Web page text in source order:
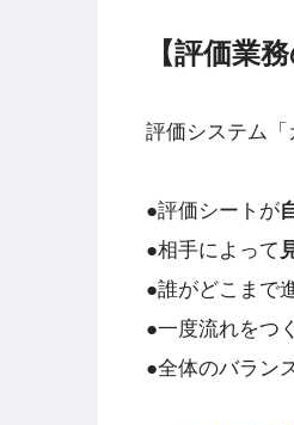
【評価業
評価システム「
●評価シートが
●相手によって
●誰がどこまで
●一度流れをつ
●全体のバラン